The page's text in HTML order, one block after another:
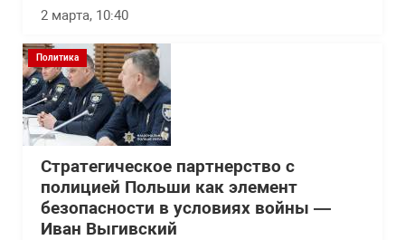
2 марта, 10:40
Политика
Стратегическое партнерство с
полицией Польши как элемент
безопасности в условиях войны —
Иван Выгивский